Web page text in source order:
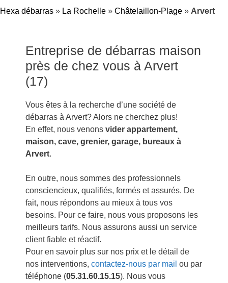
Hexa débarras » La Rochelle » Châtelaillon-Plage » Arvert
Entreprise de débarras maison
près de chez vous à Arvert
(17)
Vous êtes à la recherche d’une société de
débarras à Arvert? Alors ne cherchez plus!
En effet, nous venons vider appartement,
maison, cave, grenier, garage, bureaux à
Arvert.
En outre, nous sommes des professionnels
consciencieux, qualifiés, formés et assurés. De
fait, nous répondons au mieux à tous vos
besoins. Pour ce faire, nous vous proposons les
meilleurs tarifs. Nous assurons aussi un service
client fiable et réactif.
Pour en savoir plus sur nos prix et le détail de
nos interventions, contactez-nous par mail ou par
téléphone (05.31.60.15.15). Nous vous